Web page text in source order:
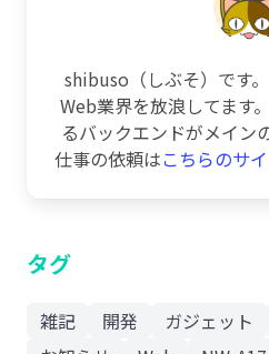
shibuso（しぶそ）です
Web業界を放浪してます
るバックエンドがメイン
仕事の依頼はこちらのサ
タグ
雑記 開発 ガジェット